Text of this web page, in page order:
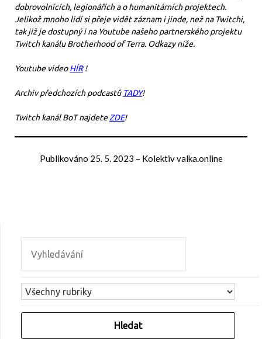
dobrovolnících, legionářích a o humanitárních projektech.
Jelikož mnoho lidí si přeje vidět záznam i jinde, než na Twitchi,
tak již je dostupný i na Youtube našeho partnerského projektu
Twitch kanálu Brotherhood of Terra. Odkazy níže.
Youtube videoHÍR!
Archiv předchozích podcastů TADY!
Twitch kanál BoT najdeteZDE!
Publikováno 25. 5. 2023 – Kolektiv valka.online